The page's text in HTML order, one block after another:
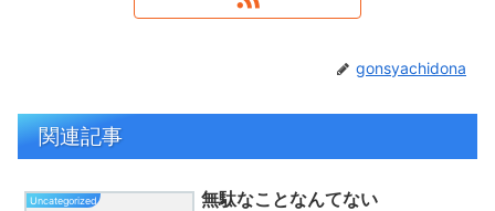
gonsyachidona
関連記事
Uncategorized 無駄なことなんてない